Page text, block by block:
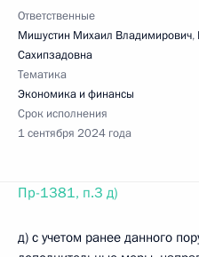
Ответственные
Мишустин Михаил Владимирович,
Сахипзадовна
Тематика
Экономика и финансы
Срок исполнения
1 сентября 2024 года
Пр-1381, п.3 д)
д) с учетом ранее данного